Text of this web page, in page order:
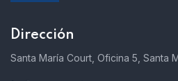
Dirección
Santa María Court, Oficina 5, Santa